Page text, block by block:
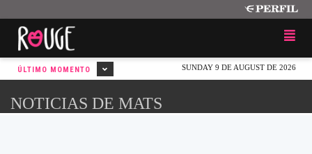
SUNDAY 9 DE AUGUST DE 2026
ÚLTIMO MOMENTO
NOTICIAS DE MATS